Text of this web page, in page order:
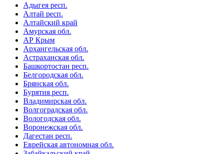
Адыгея респ.
Алтай респ.
Алтайский край
Амурская обл.
АР Крым
Архангельская обл.
Астраханская обл.
Башкортостан респ.
Белгородская обл.
Брянская обл.
Бурятия респ.
Владимирская обл.
Волгоградская обл.
Вологодская обл.
Воронежская обл.
Дагестан респ.
Еврейская автономная обл.